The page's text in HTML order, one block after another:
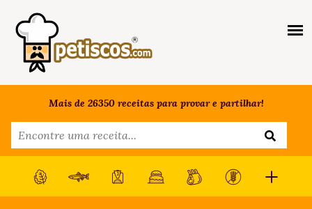
Mais de 26350 receitas para provar e partilhar!